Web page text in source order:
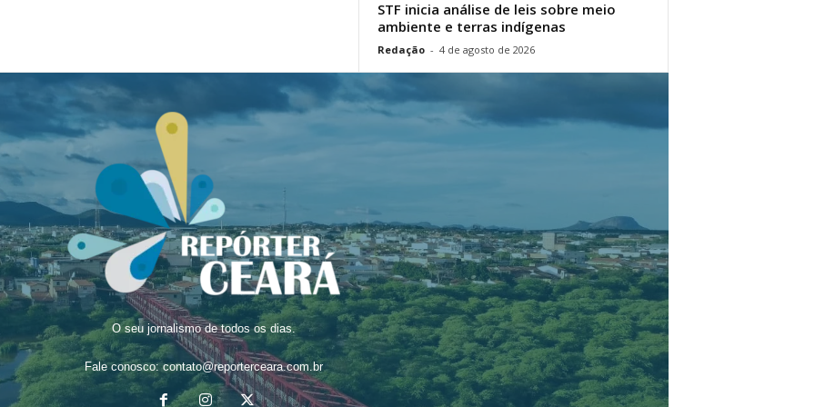
STF inicia análise de leis sobre meio
ambiente e terras indígenas
Redação - 4 de agosto de 2026
O seu jornalismo de todos os dias.
Fale conosco:contato@reporterceara.com.br